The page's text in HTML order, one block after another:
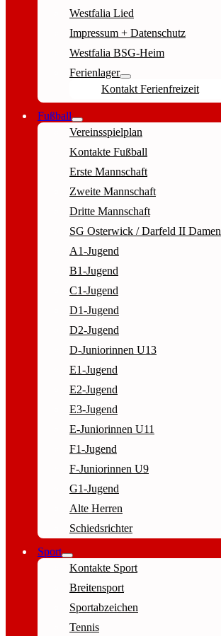
Westfalia Lied
Impressum + Datenschutz
Westfalia BSG-Heim
Ferienlager
Kontakt Ferienfreizeit
Fußball
Vereinsspielplan
Kontakte Fußball
Erste Mannschaft
Zweite Mannschaft
Dritte Mannschaft
SG Osterwick / Darfeld II Damen
A1-Jugend
B1-Jugend
C1-Jugend
D1-Jugend
D2-Jugend
D-Juniorinnen U13
E1-Jugend
E2-Jugend
E3-Jugend
E-Juniorinnen U11
F1-Jugend
F-Juniorinnen U9
G1-Jugend
Alte Herren
Schiedsrichter
Sport
Kontakte Sport
Breitensport
Sportabzeichen
Tennis